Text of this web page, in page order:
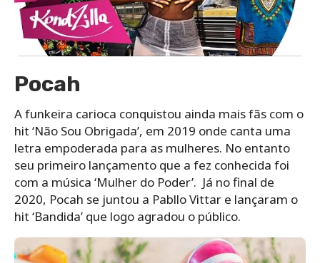
Pocah
A funkeira carioca conquistou ainda mais fãs com o
hit ‘Não Sou Obrigada’, em 2019 onde canta uma
letra empoderada para as mulheres. No entanto
seu primeiro lançamento que a fez conhecida foi
com a música ‘Mulher do Poder’. Já no final de
2020, Pocah se juntou a Pabllo Vittar e lançaram o
hit ‘Bandida’ que logo agradou o público.